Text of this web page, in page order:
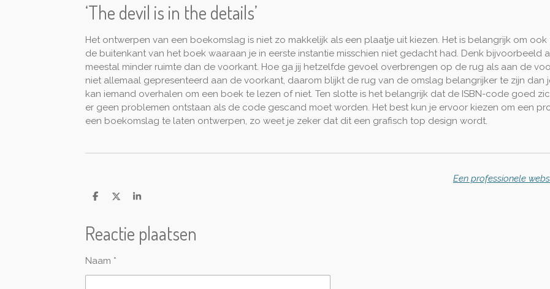
‘The devil is in the details’
Het ontwerpen van een boekomslag is niet zo makkelijk als een plaatje uit kiezen. Het is belangrijk om
de buitenkant van het boek waaraan je in eerste instantie misschien niet gedacht had. Denk bijvoorbeeld
meestal minder ruimte dan de voorkant. Hoe ga jij hetzelfde gevoel overbrengen op de rug als aan de
niet allemaal gepresenteerd aan de voorkant, daarom blijkt de rug van de omslag belangrijker te zijn dan
kan iemand overhalen om een boek te lezen of niet. Ten slotte is het belangrijk dat de ISBN-code goed
er geen problemen ontstaan als de code gescand moet worden. Het best kun je ervoor kiezen om een
een boekomslag te laten ontwerpen, zo weet je zeker dat dit een grafisch top design wordt.
Een professionele
D
n
D
S
Reactie plaatsen
Naam *